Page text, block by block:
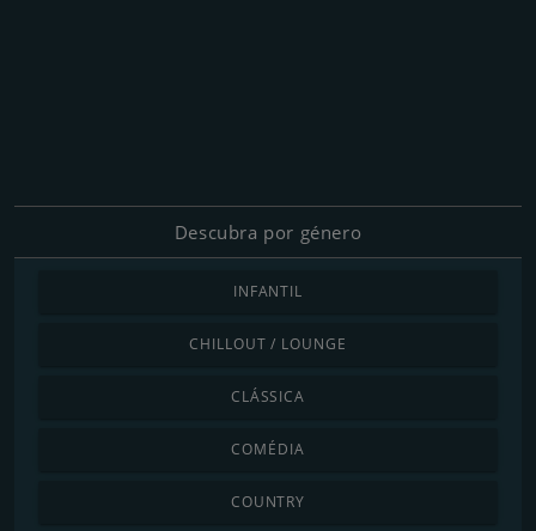
Descubra por género
INFANTIL
CHILLOUT / LOUNGE
CLÁSSICA
COMÉDIA
COUNTRY